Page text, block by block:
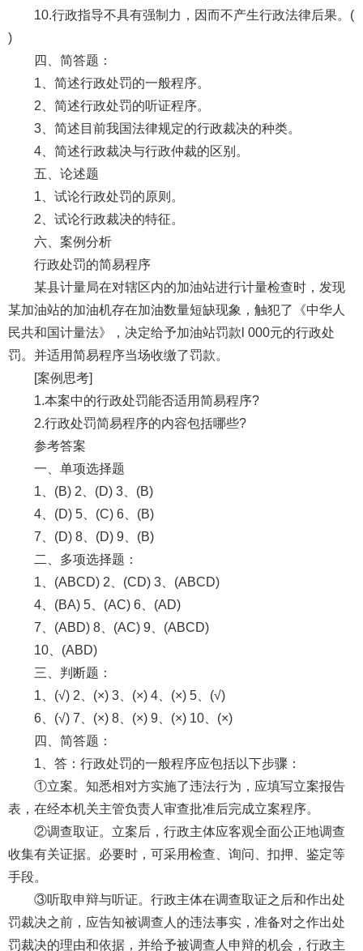
10.行政指导不具有强制力，因而不产生行政法律后果。(
)
四、简答题：
1、简述行政处罚的一般程序。
2、简述行政处罚的听证程序。
3、简述目前我国法律规定的行政裁决的种类。
4、简述行政裁决与行政仲裁的区别。
五、论述题
1、试论行政处罚的原则。
2、试论行政裁决的特征。
六、案例分析
行政处罚的简易程序
某县计量局在对辖区内的加油站进行计量检查时，发现
某加油站的加油机存在加油数量短缺现象，触犯了《中华人
民共和国计量法》，决定给予加油站罚款l 000元的行政处
罚。并适用简易程序当场收缴了罚款。
[案例思考]
1.本案中的行政处罚能否适用简易程序?
2.行政处罚简易程序的内容包括哪些?
参考答案
一、单项选择题
1、(B) 2、(D) 3、(B)
4、(D) 5、(C) 6、(B)
7、(D) 8、(D) 9、(B)
二、多项选择题：
1、(ABCD) 2、(CD) 3、(ABCD)
4、(BA) 5、(AC) 6、(AD)
7、(ABD) 8、(AC) 9、(ABCD)
10、(ABD)
三、判断题：
1、(√) 2、(×) 3、(×) 4、(×) 5、(√)
6、(√) 7、(×) 8、(×) 9、(×) 10、(×)
四、简答题：
1、答：行政处罚的一般程序应包括以下步骤：
①立案。知悉相对方实施了违法行为，应填写立案报告
表，在经本机关主管负责人审查批准后完成立案程序。
②调查取证。立案后，行政主体应客观全面公正地调查
收集有关证据。必要时，可采用检查、询问、扣押、鉴定等
手段。
③听取申辩与听证。行政主体在调查取证之后和作出处
罚裁决之前，应告知被调查人的违法事实，准备对之作出处
罚裁决的理由和依据，并给予被调查人申辩的机会，行政主